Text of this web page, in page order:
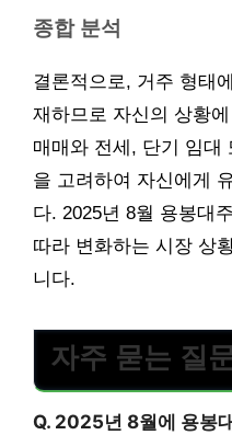
종합 분석
결론적으로, 거주 형태
재하므로 자신의 상황
매매와 전세, 단기 임대
을 고려하여 자신에게
다. 2025년 8월 용봉대
따라 변화하는 시장 상
니다.
자주 묻는 질
Q. 2025년 8월에 용봉